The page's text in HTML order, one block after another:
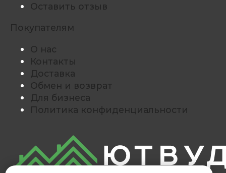
Оставить отзыв
Покупателям
О нас
Контакты
Доставка
Обмен и возврат
Для бизнеса
Политика конфиденциальности